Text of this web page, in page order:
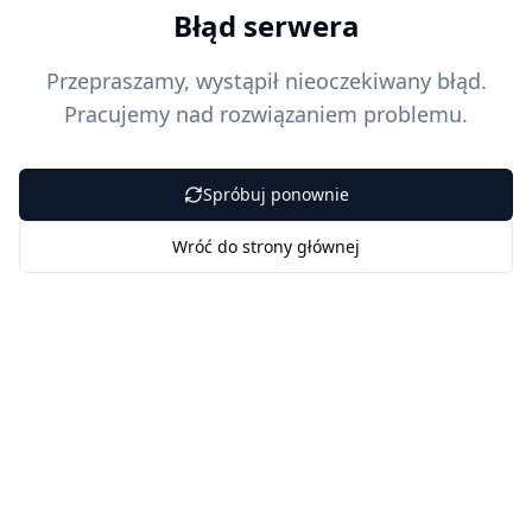
Błąd serwera
Przepraszamy, wystąpił nieoczekiwany błąd.
Pracujemy nad rozwiązaniem problemu.
Spróbuj ponownie
Wróć do strony głównej